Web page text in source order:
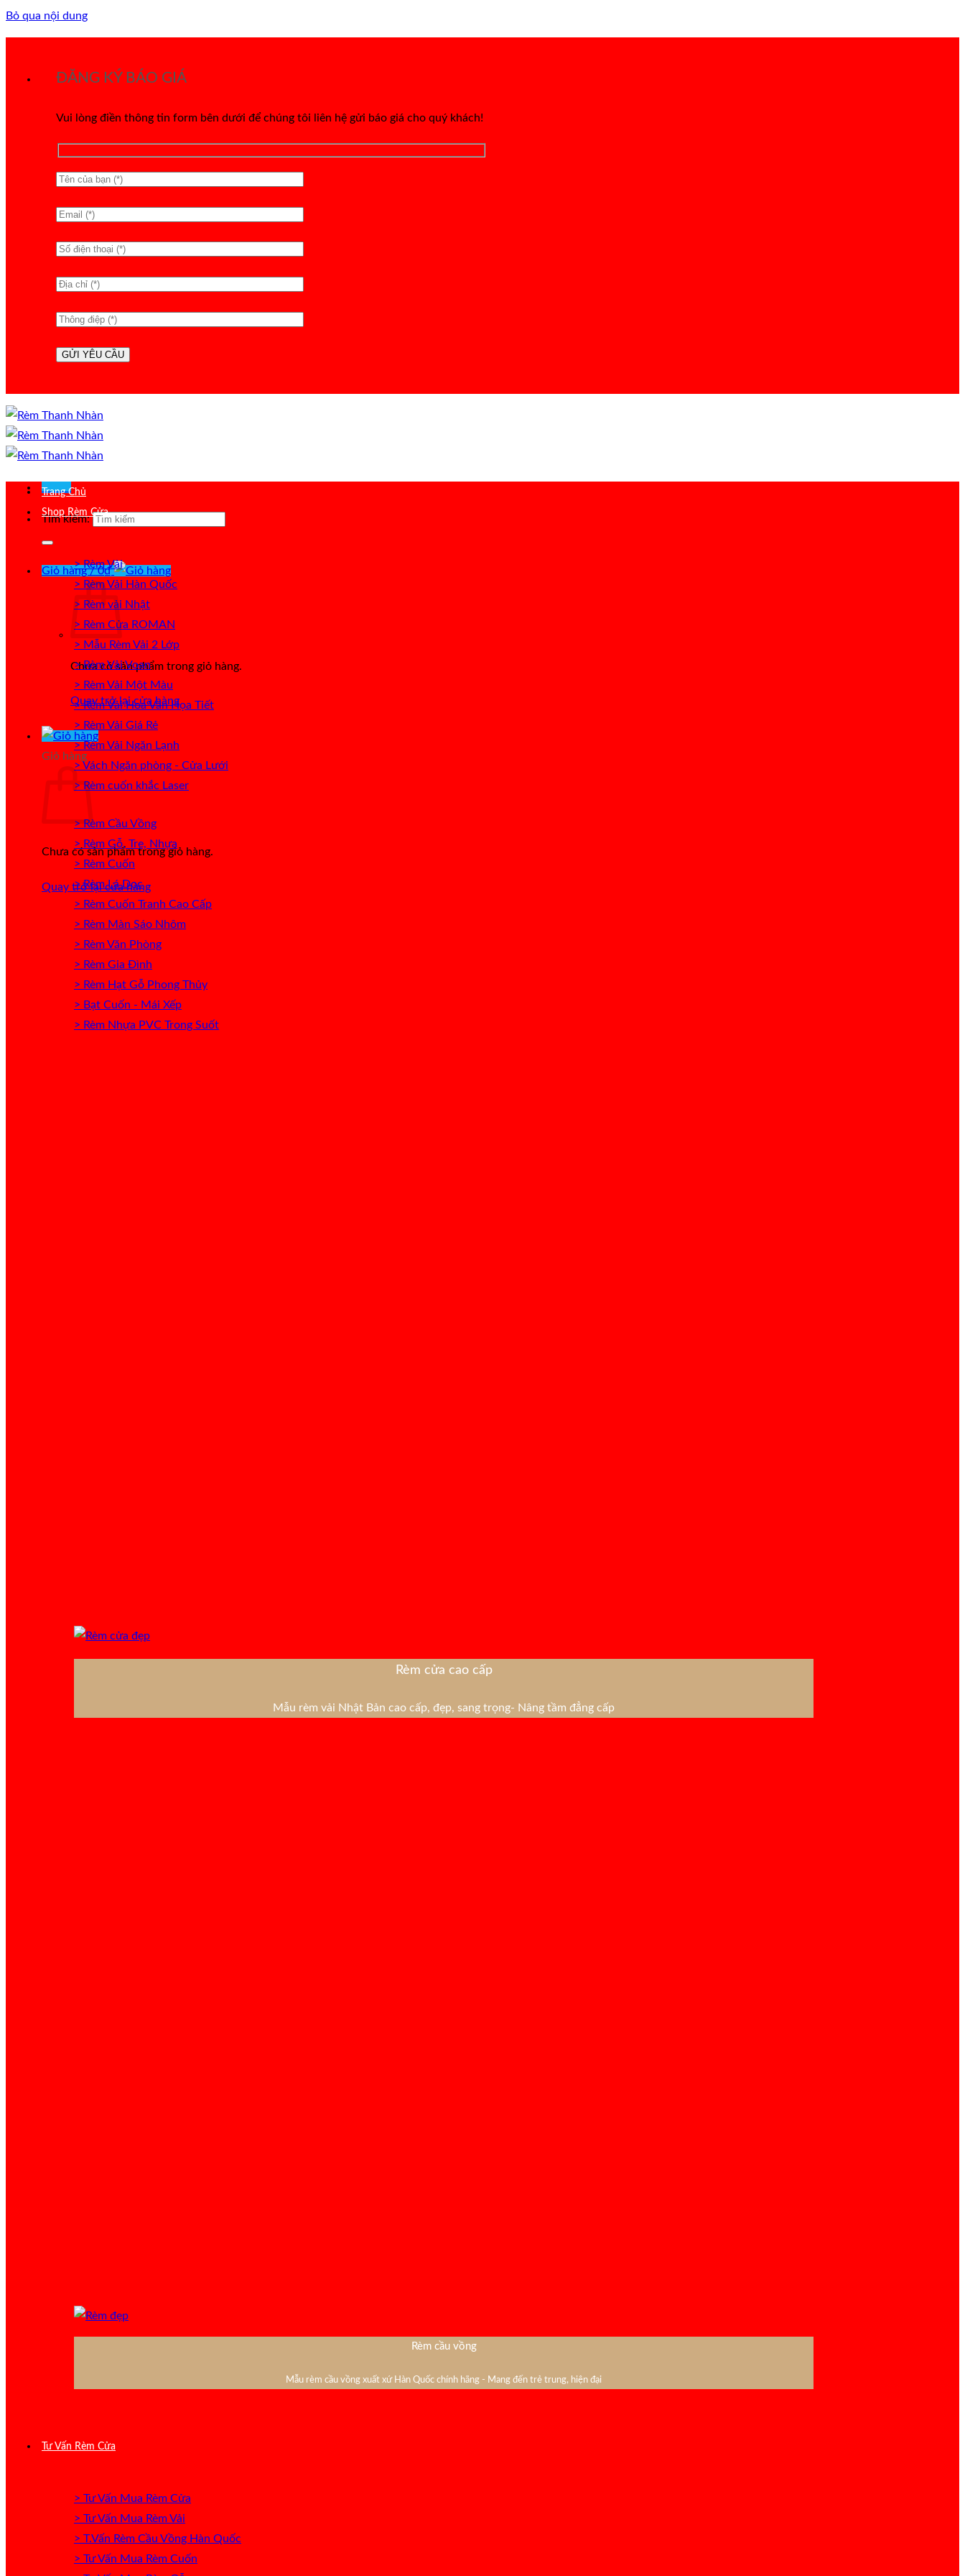
Bỏ qua nội dung
ĐĂNG KÝ BÁO GIÁ
Vui lòng điền thông tin form bên dưới để chúng tôi liên hệ gửi báo giá cho quý khách!
Menu
Tìm kiếm:
Giỏ hàng /0₫
Chưa có sản phẩm trong giỏ hàng.
Quay trở lại cửa hàng
Giỏ hàng
Chưa có sản phẩm trong giỏ hàng.
Quay trở lại cửa hàng
Trang Chủ
Shop Rèm Cửa
> Rèm Vải
> Rèm Vải Hàn Quốc
> Rèm vải Nhật
> Rèm Cửa ROMAN
> Mẫu Rèm Vải 2 Lớp
> Rèm Vải Voan
> Rèm Vải Một Màu
> Rèm Vải Hoa Văn Họa Tiết
> Rèm Vải Giá Rẻ
> Rèm Vải Ngăn Lạnh
> Vách Ngăn phòng - Cửa Lưới
> Rèm cuốn khắc Laser
> Rèm Cầu Vồng
> Rèm Gỗ, Tre, Nhựa
> Rèm Cuốn
> Rèm Lá Dọc
> Rèm Cuốn Tranh Cao Cấp
> Rèm Màn Sáo Nhôm
> Rèm Văn Phòng
> Rèm Gia Đình
> Rèm Hạt Gỗ Phong Thủy
> Bạt Cuốn - Mái Xếp
> Rèm Nhựa PVC Trong Suốt
Rèm cửa cao cấp
Mẫu rèm vải Nhật Bản cao cấp, đẹp, sang trọng- Nâng tầm đẳng cấp
Rèm cầu vồng
Mẫu rèm cầu vồng xuất xứ Hàn Quốc chính hãng - Mang đến trẻ trung, hiện đại
Tư Vấn Rèm Cửa
> Tư Vấn Mua Rèm Cửa
> Tư Vấn Mua Rèm Vải
> T.Vấn Rèm Cầu Vồng Hàn Quốc
> Tư Vấn Mua Rèm Cuốn